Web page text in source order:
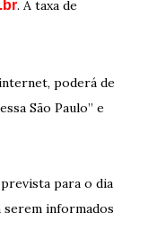
. A taxa de
poderá de
São Paulo” e
para o dia
informados